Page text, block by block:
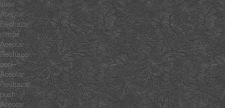
alias
Aceptar
Rechazar
mirror
Aceptar
Rechazar
pop
Aceptar
Rechazar
push
Aceptar